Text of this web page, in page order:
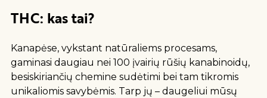
THC: kas tai?
Kanapėse, vykstant natūraliems procesams,
gaminasi daugiau nei 100 įvairių rūšių kanabinoidų,
besiskiriančių chemine sudėtimi bei tam tikromis
unikaliomis savybėmis. Tarp jų – daugeliui mūsų